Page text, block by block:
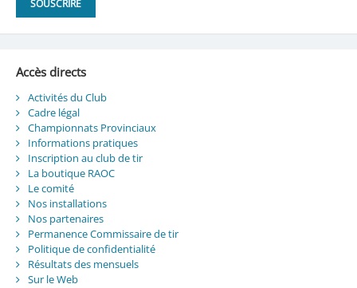
Accès directs
Activités du Club
Cadre légal
Championnats Provinciaux
Informations pratiques
Inscription au club de tir
La boutique RAOC
Le comité
Nos installations
Nos partenaires
Permanence Commissaire de tir
Politique de confidentialité
Résultats des mensuels
Sur le Web